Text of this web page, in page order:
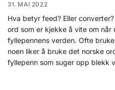
31. MAI 2022
Hva betyr feed? Eller
ord som er kjekke å vite om når
fyllepennens verden. Ofte
noen liker å bruke det norske
fyllepenn som suger opp blekk